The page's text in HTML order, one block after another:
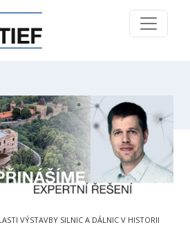
VÝSTAVBY SILNIC A DÁLNIC V HISTORII